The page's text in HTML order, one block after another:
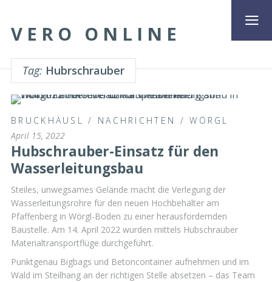
VERO ONLINE
Tag: Hubrschrauber
BRUCKHÄUSL / NACHRICHTEN /WÖRGL
April 15, 2022
Hubschrauber-Einsatz für den
Wasserleitungsbau
Steiles, unwegsames Gelände macht die Verlegung der
Wasserleitungsrohre für den neuen Hochbehälter am
Pfaffenberg in Wörgl-Boden zu einer herausfordernden
Baustelle. Am 14. April 2022 wurden mittels Hubschrauber
Materialtransportflüge durchgeführt.
Punktgenau Bigbags und Betoncontainer aufnehmen und im
Wald im Steilhang an der richtigen Stelle absetzen – das Team